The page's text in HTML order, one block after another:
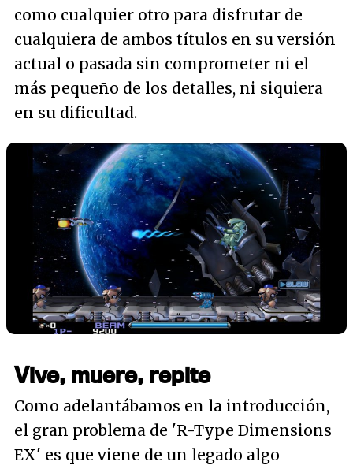
como cualquier otro para disfrutar de
cualquiera de ambos títulos en su versión
actual o pasada sin comprometer ni el
más pequeño de los detalles, ni siquiera
en su dificultad.
Vive, muere, repite
Como adelantábamos en la introducción,
el gran problema de 'R-Type Dimensions
EX' es que viene de un legado algo